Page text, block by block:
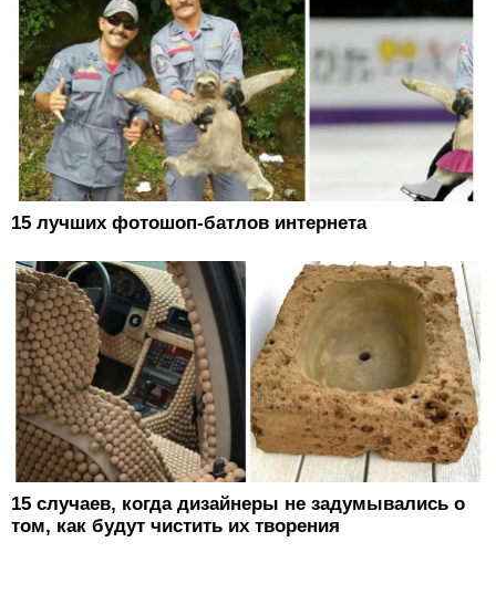
15 лучших фотошоп-батлов интернета
15 случаев, когда дизайнеры не задумывались о
том, как будут чистить их творения